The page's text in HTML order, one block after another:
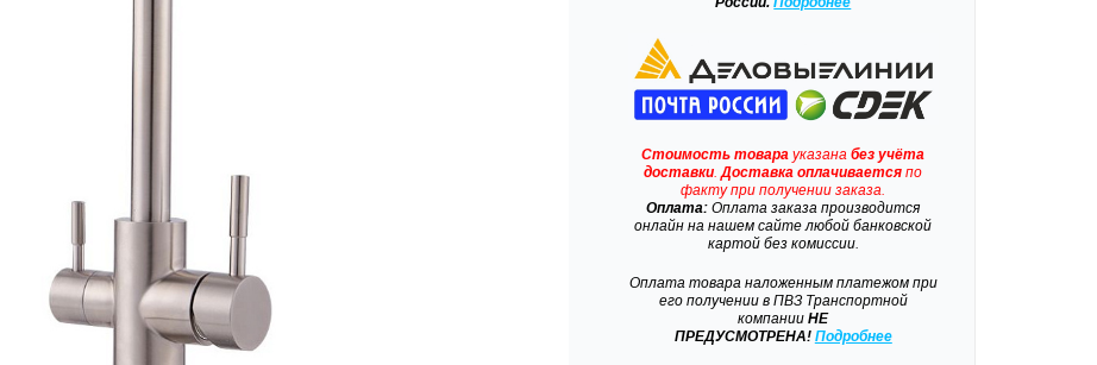
Стоимость товара указанабез учёта
доставки .Доставка оплачивается по
факту при получении заказа.
Оплата: Оплата заказа производится
онлайн на нашем сайте любой банковской
картой без комиссии.
Оплата товара наложенным платежом при
его получении в ПВЗ Транспортной
компании НЕ
ПРЕДУСМОТРЕНА! Подробнее